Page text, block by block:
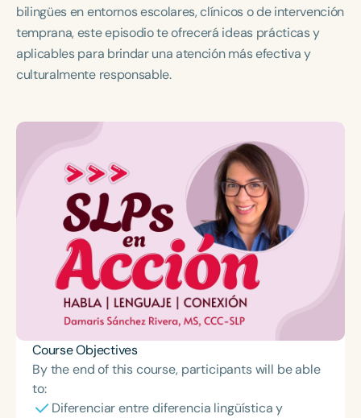
bilingües en entornos escolares, clínicos o de intervención
temprana, este episodio te ofrecerá ideas prácticas y
aplicables para brindar una atención más efectiva y
culturalmente responsable.
Course Objectives
By the end of this course, participants will be able
to:
Diferenciar entre diferencia lingüística y